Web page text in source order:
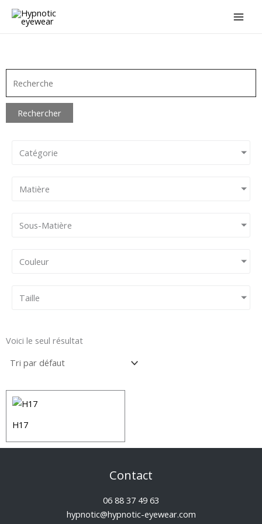
Aller
Rechercher
Catégorie
Matière
Sous-Matière
Couleur
Taille
Voici le seul résultat
H17
Contact
06 88 37 49 63
hypnotic@hypnotic-eyewear.com